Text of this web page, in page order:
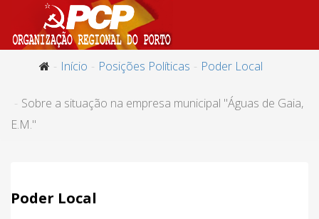
Início Posições Políticas Poder Local
Sobre a situação na empresa municipal "Águas de Gaia,
E.M."
Poder Local